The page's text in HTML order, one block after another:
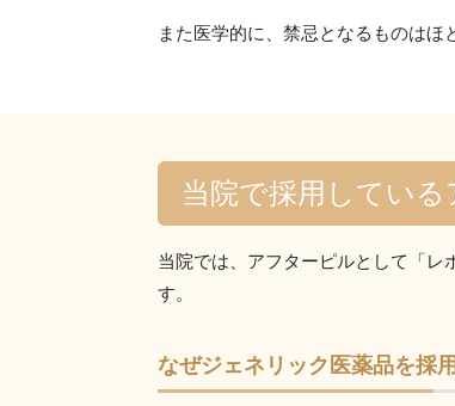
また医学的に、禁忌となるものはほ
当院で採用してい
当院では、アフターピルとして「
す。
なぜジェネリック医薬品を採